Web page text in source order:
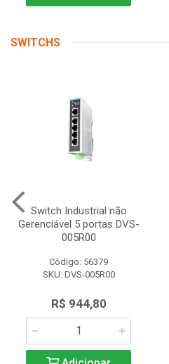
SWITCHS
Switch Industrial não
Gerenciável 5 portas DVS-
005R00
Código: 56379
SKU: DVS-005R00
R$ 944,80